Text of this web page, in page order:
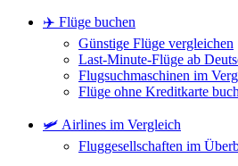
✈️ Flüge buchen
Günstige Flüge vergleichen
Last-Minute-Flüge ab
Flugsuchmaschinen im
Flüge ohne Kreditkarte
🛩️ Airlines im Vergleich
Fluggesellschaften im